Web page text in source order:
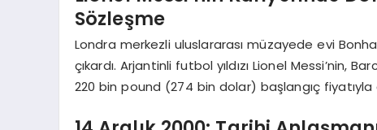
Sözleşme
Londra merkezli uluslararası müzayede evi
çıkardı. Arjantinli futbol yıldızı Lionel Messi’nin,
220 bin pound (274 bin dolar) başlangıç fiyatıyla